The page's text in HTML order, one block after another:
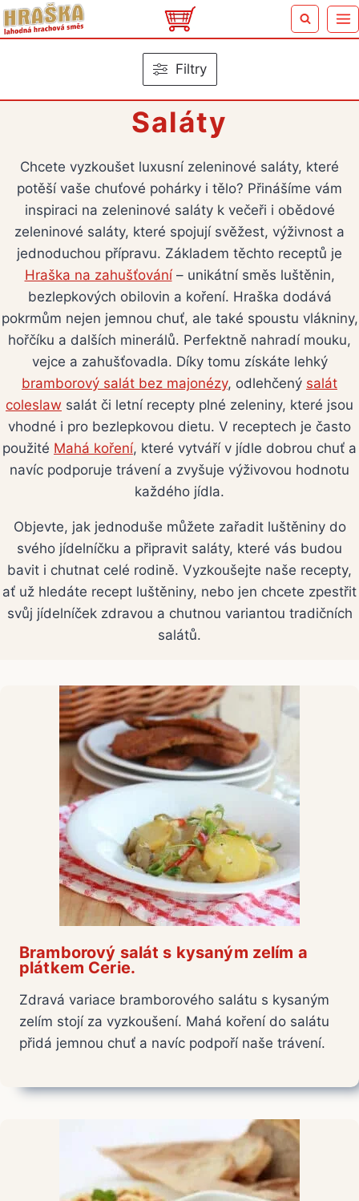
Přeskočit
na
Filtry
Saláty
Chcete vyzkoušet luxusní zeleninové saláty, které
potěší vaše chuťové pohárky i tělo? Přinášíme vám
inspiraci na zeleninové saláty k večeři i obědové
zeleninové saláty, které spojují svěžest, výživnost a
jednoduchou přípravu. Základem těchto receptů je
Hraška na zahušťování– unikátní směs luštěnin,
bezlepkových obilovin a koření. Hraška dodává
pokrmům nejen jemnou chuť, ale také spoustu vlákniny,
hořčíku a dalších minerálů. Perfektně nahradí mouku,
vejce a zahušťovadla. Díky tomu získáte lehký
bramborový salát bez majonézy, odlehčený salát
coleslaw salát či letní recepty plné zeleniny, které jsou
vhodné i pro bezlepkovou dietu. V receptech je často
použité Mahá koření, které vytváří v jídle dobrou chuť a
navíc podporuje trávení a zvyšuje výživovou hodnotu
každého jídla.
Objevte, jak jednoduše můžete zařadit luštěniny do
svého jídelníčku a připravit saláty, které vás budou
bavit i chutnat celé rodině. Vyzkoušejte naše recepty,
ať už hledáte recept luštěniny, nebo jen chcete zpestřit
svůj jídelníček zdravou a chutnou variantou tradičních
salátů.
Bramborový salát s kysaným zelím a
plátkem Cerie.
Zdravá variace bramborového salátu s kysaným
zelím stojí za vyzkoušení. Mahá koření do salátu
přidá jemnou chuť a navíc podpoří naše trávení.